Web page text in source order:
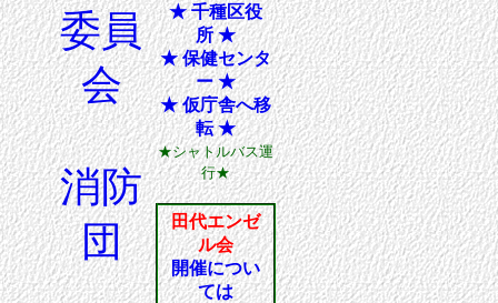
委員
会
消防
団
★ 千種区役
所 ★
★ 保健センタ
ー ★
★ 仮庁舎へ移
転 ★
★シャトルバス運
行★
田代エンゼ
ル会
開催につい
ては